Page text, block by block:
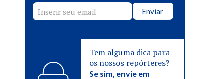
Enviar
Tem alguma dica para
os nossos repórteres?
Se sim, envie em